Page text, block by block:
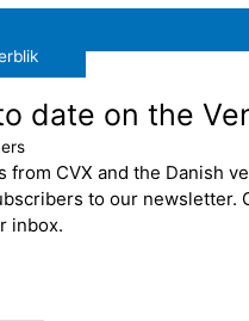
date on the
from CVX and the Danish
to our newsletter.
inbox.